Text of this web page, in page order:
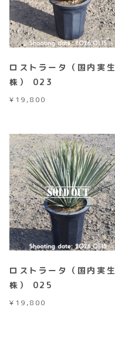
ロストラータ（国内実生
株） 023
¥ 19,800
ロストラータ（国内実生
株） 025
¥ 19,800